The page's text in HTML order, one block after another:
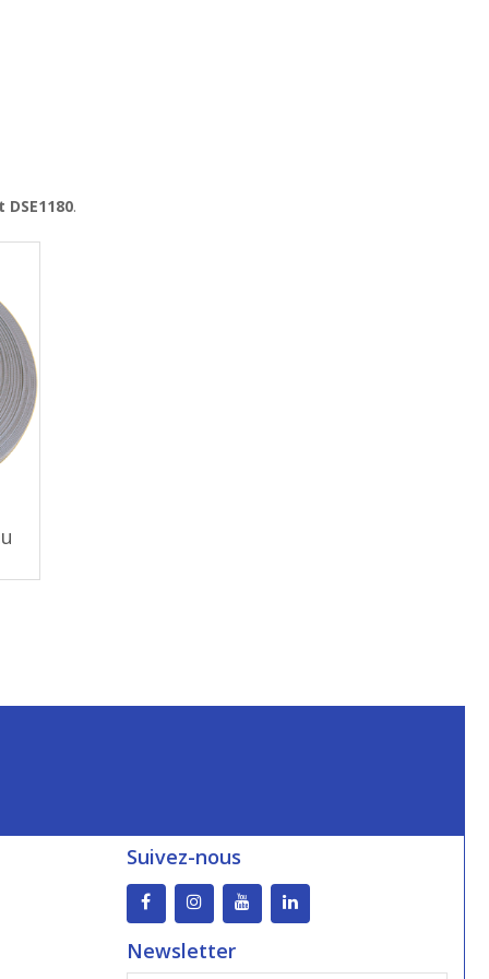
.
Suivez-nous
Newsletter